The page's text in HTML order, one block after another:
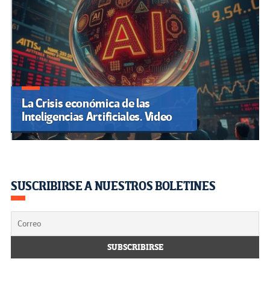
La Crisis económica de las
Inteligencias Artificiales. Video
SUSCRIBIRSE A NUESTROS BOLETINES